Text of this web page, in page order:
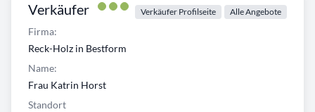
Verkäufer Verkäufer Profilseite Alle Angebote
Firma:
Reck-Holz in Bestform
Name:
Frau Katrin Horst
Standort